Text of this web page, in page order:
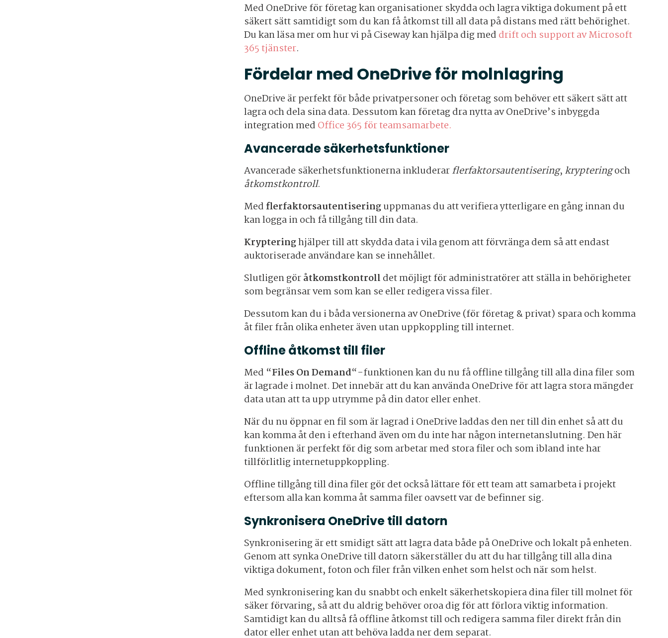
Med OneDrive för företag kan organisationer skydda och lagra viktiga dokument på ett
säkert sätt samtidigt som du kan få åtkomst till all data på distans med rätt behörighet.
Du kan läsa mer om hur vi på Ciseway kan hjälpa dig med drift och support av Microsoft
365 tjänster.
Fördelar med OneDrive för molnlagring
OneDrive är perfekt för både privatpersoner och företag som behöver ett säkert sätt att
lagra och dela sina data. Dessutom kan företag dra nytta av OneDrive’s inbyggda
integration med Office 365 för teamsamarbete.
Avancerade säkerhetsfunktioner
Avancerade säkerhetsfunktionerna inkluderarflerfaktorsautentisering, krypteringoch
åtkomstkontroll.
Medflerfaktorsautentiseringuppmanas du att verifiera ytterligare en gång innan du
kan logga in och få tillgång till din data.
Krypteringhjälper till att skydda data i vila genom att förvränga dem så att endast
auktoriserade användare kan se innehållet.
Slutligen göråtkomstkontroll det möjligt för administratörer att ställa in behörigheter
som begränsar vem som kan se eller redigera vissa filer.
Dessutom kan du i båda versionerna av OneDrive (för företag & privat) spara och komma
åt filer från olika enheter även utan uppkoppling till internet.
Offline åtkomst till filer
Med “Files On Demand“-funktionen kan du nu få offline tillgång till alla dina filer som
är lagrade i molnet. Det innebär att du kan använda OneDrive för att lagra stora mängder
data utan att ta upp utrymme på din dator eller enhet.
När du nu öppnar en fil som är lagrad i OneDrive laddas den ner till din enhet så att du
kan komma åt den i efterhand även om du inte har någon internetanslutning. Den här
funktionen är perfekt för dig som arbetar med stora filer och som ibland inte har
tillförlitlig internetuppkoppling.
Offline tillgång till dina filer gör det också lättare för ett team att samarbeta i projekt
eftersom alla kan komma åt samma filer oavsett var de befinner sig.
Synkronisera OneDrive till datorn
Synkronisering är ett smidigt sätt att lagra data både på OneDrive och lokalt på enheten.
Genom att synka OneDrive till datorn säkerställer du att du har tillgång till alla dina
viktiga dokument, foton och filer från vilken enhet som helst och när som helst.
Med synkronisering kan du snabbt och enkelt säkerhetskopiera dina filer till molnet för
säker förvaring, så att du aldrig behöver oroa dig för att förlora viktig information.
Samtidigt kan du alltså få offline åtkomst till och redigera samma filer direkt från din
dator eller enhet utan att behöva ladda ner dem separat.